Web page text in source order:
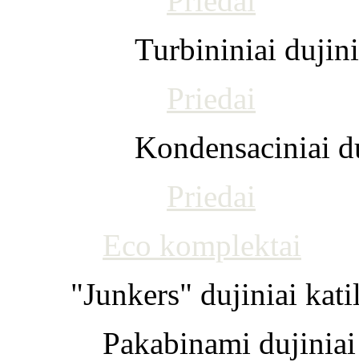
Turbininiai
Priedai
Kondensaciniai
Priedai
Eco komplektai
"Junkers" dujiniai
Pakabinami